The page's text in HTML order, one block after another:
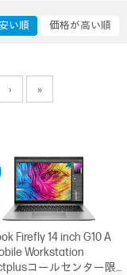
い順 価格が高い順
› »
Firefly 14 inch G10 A
Workstation
コールセンター限